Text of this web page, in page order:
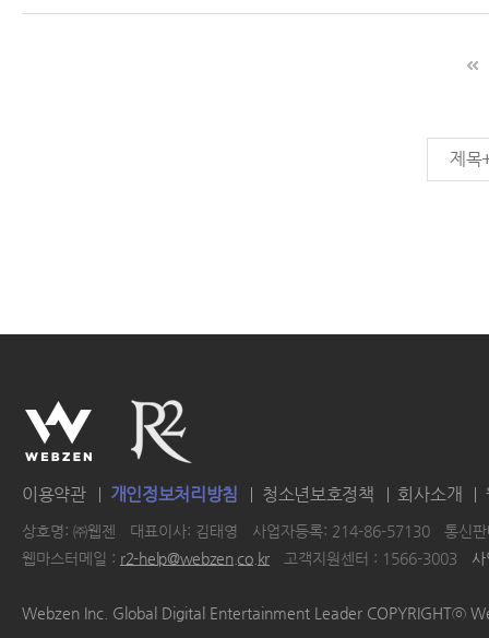
제목
이용약관 개인정보처리방침 청소년보호정책 회사소개
상호명: ㈜웹젠 대표이사: 김태영 사업자등록: 214-86-57130
통신
웹마스터메일 : r2-help@webzen.co.kr 고객지원센터 : 1566-3003
Webzen Inc. Global Digital Entertainment Leader COPYRIGHTⓒ